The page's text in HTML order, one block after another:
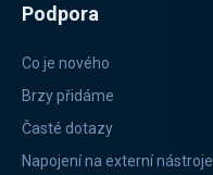
Podpora
Co je nového
Brzy přidáme
Časté dotazy
Napojení na externí nástroje